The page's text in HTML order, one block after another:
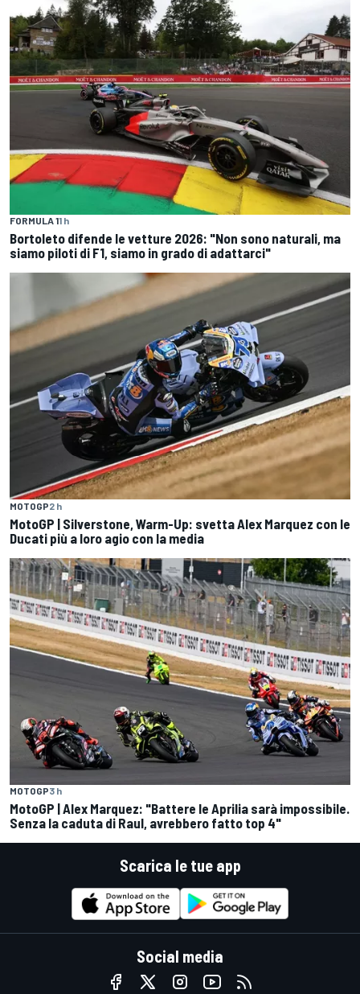
FORMULA 11 h
Bortoleto difende le vetture 2026: "Non sono naturali, ma
siamo piloti di F1, siamo in grado di adattarci"
MOTOGP2 h
MotoGP | Silverstone, Warm-Up: svetta Alex Marquez con le
Ducati più a loro agio con la media
MOTOGP3 h
MotoGP | Alex Marquez: "Battere le Aprilia sarà impossibile.
Senza la caduta di Raul, avrebbero fatto top 4"
Scarica le tue app
Social media